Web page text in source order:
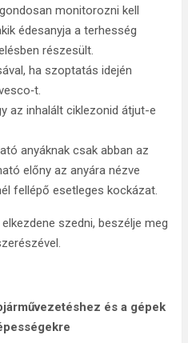
monitorozni kell
édesanyja a terhesség
részesült.
ha szoptatás idején
az inhalált ciklezonid átjut-e
anyáknak csak abban az
előny az anyára nézve
fellépő esetleges kockázat.
szedni, beszélje meg
és a gépek